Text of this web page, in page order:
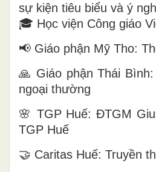
sự kiện tiêu biểu và ý
🎓 Học viện Công giáo
📢 Giáo phận Mỹ Tho:
🙏 Giáo phận Thái
ngoại thường
🌸 TGP Huế: ĐTGM
TGP Huế
🤝 Caritas Huế: Truyền